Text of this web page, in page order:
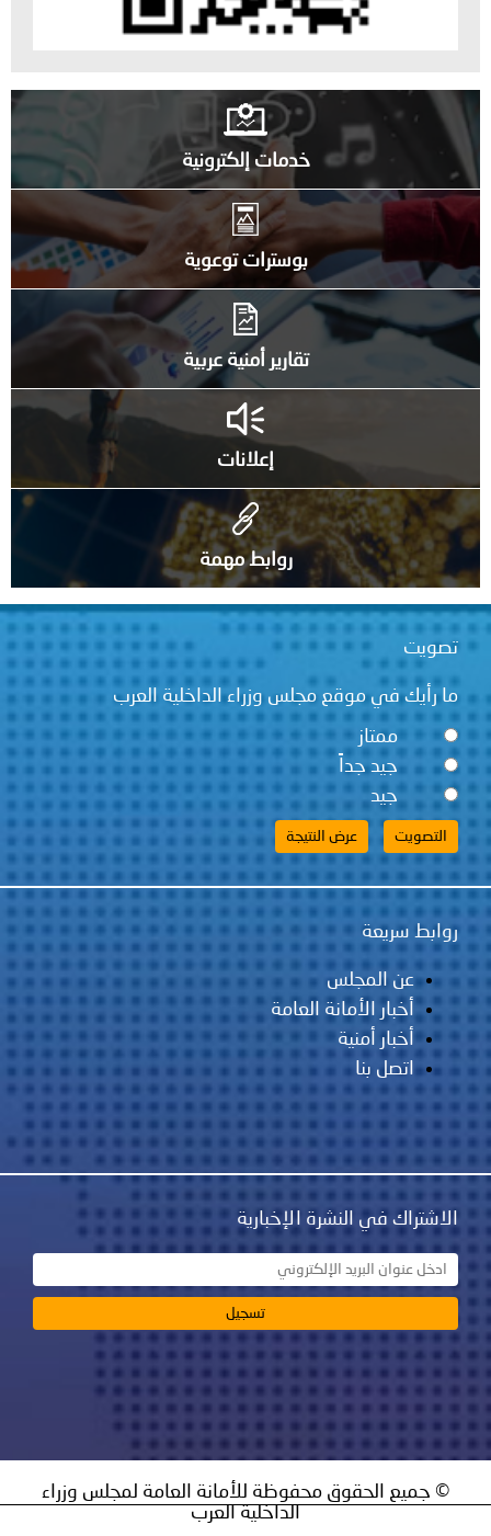
خدمات إلكترونية
بوسترات توعوية
روابط مهمة
مجلس وزراء الداخلية العرب
العامة
الإخبارية
محفوظة للأمانة العامة لمجلس وزراء